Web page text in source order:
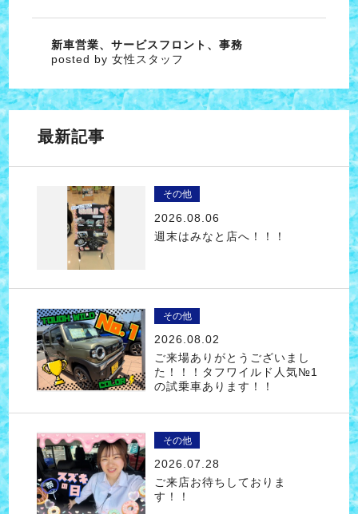
新車営業、サービスフロント、事務
posted by 女性スタッフ
最新記事
その他
2026.08.06
週末はみなと店へ！！！
その他
2026.08.02
ご来場ありがとうございまし
た！！！タフワイルド人気№1
の試乗車あります！！
その他
2026.07.28
ご来店お待ちしておりま
す！！